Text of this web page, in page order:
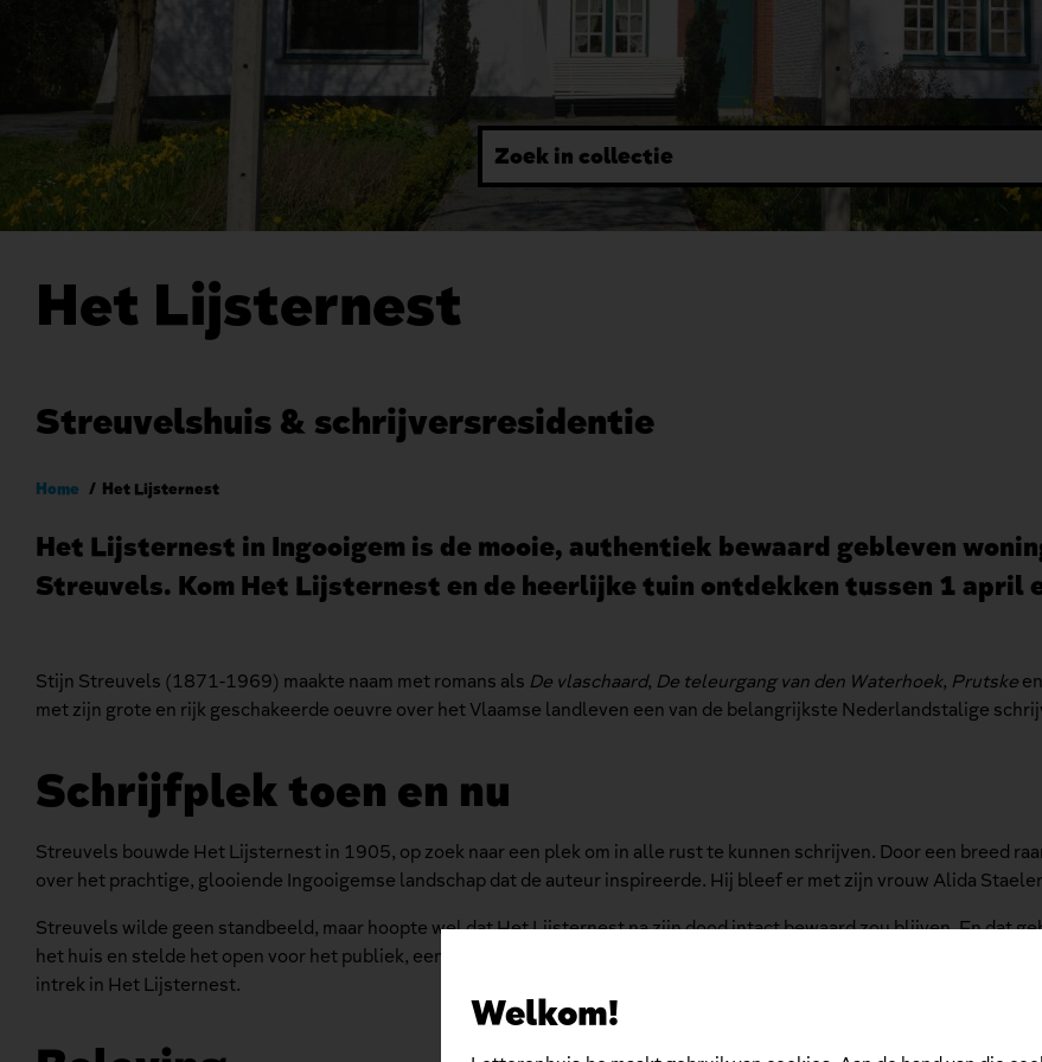
Welkom!
Het Lijsternest
Streuvelshuis & schrijversresidentie
Kruimelpad
Home Het Lijsternest
Het Lijsternest in Ingooigem is de mooie, authentiek bewaard gebleven
Streuvels. Kom Het Lijsternest en de heerlijke tuin ontdekken tussen 1 april
Stijn Streuvels (1871-1969) maakte naam met romans als De vlaschaard, De teleurgang van den Waterhoek, Prutske
met zijn grote en rijk geschakeerde oeuvre over het Vlaamse landleven een van de belangrijkste Nederlandstalige
Schrijfplek toen en nu
Streuvels bouwde Het Lijsternest in 1905, op zoek naar een plek om in alle rust te kunnen schrijven. Door een breed
over het prachtige, glooiende Ingooigemse landschap dat de auteur inspireerde. Hij bleef er met zijn vrouw Alida
Streuvels wilde geen standbeeld, maar hoopte wel dat Het Lijsternest na zijn dood intact bewaard zou blijven. En dat
het huis en stelde het open voor het publiek, een taak die ondertussen door de Vlaamse Overheid en het Letterenhuis
intrek in Het Lijsternest.